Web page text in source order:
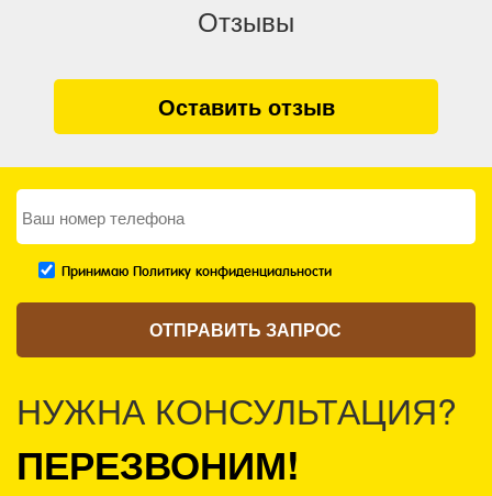
Отзывы
Оставить отзыв
Принимаю Политику конфиденциальности
НУЖНА КОНСУЛЬТАЦИЯ?
ПЕРЕЗВОНИМ!